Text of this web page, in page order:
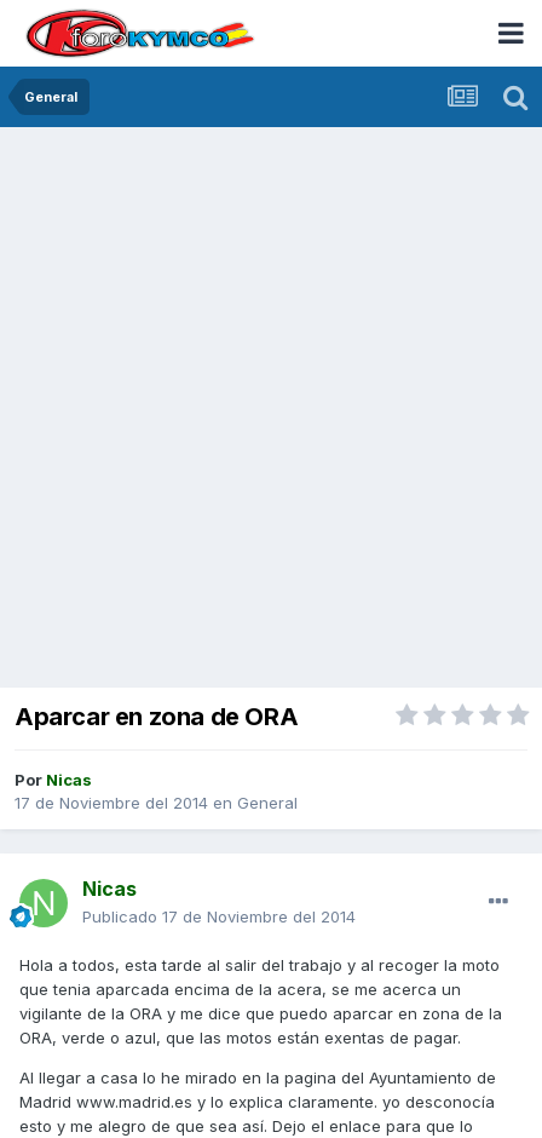
General
Aparcar en zona de ORA
Por Nicas
17 de Noviembre del 2014 en General
Nicas
Publicado 17 de Noviembre del 2014
Hola a todos, esta tarde al salir del trabajo y al recoger la moto
que tenia aparcada encima de la acera, se me acerca un
vigilante de la ORA y me dice que puedo aparcar en zona de la
ORA, verde o azul, que las motos están exentas de pagar.
Al llegar a casa lo he mirado en la pagina del Ayuntamiento de
Madrid www.madrid.es y lo explica claramente. yo desconocía
esto y me alegro de que sea así. Dejo el enlace para que lo